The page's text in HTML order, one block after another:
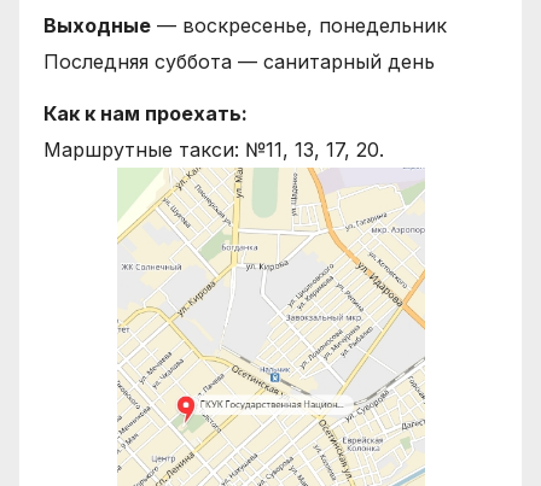
Выходные — воскресенье, понедельник
Последняя суббота — санитарный день
Как к нам проехать:
Маршрутные такси: №11, 13, 17, 20.